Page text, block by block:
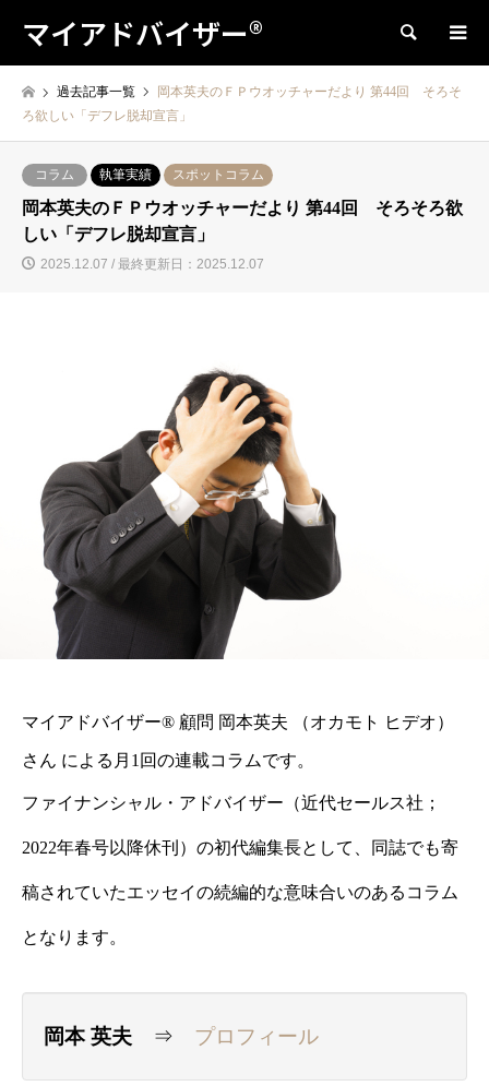
マイアドバイザー® 検索
過去記事一覧
岡本英夫のＦＰウオッチャーだより 第44回 そろそ
ろ欲しい「デフレ脱却宣言」
コラム 執筆実績 スポットコラム
岡本英夫のＦＰウオッチャーだより 第44回 そろそろ欲
しい「デフレ脱却宣言」
2025.12.07 / 最終更新日：2025.12.07
マイアドバイザー® 顧問 岡本英夫 （オカモト ヒデオ）
さん による月1回の連載コラムです。
ファイナンシャル・アドバイザー（近代セールス社；
2022年春号以降休刊）の初代編集長として、同誌でも寄
稿されていたエッセイの続編的な意味合いのあるコラム
となります。
岡本 英夫 ⇒ プロフィール